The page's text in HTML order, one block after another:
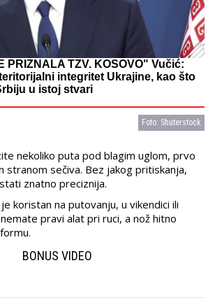
Foto: Shuterstock
PRIZNALA TZV. KOSOVO" Vučić:
integritet Ukrajine, kao što
u istoj stvari
nekoliko puta pod blagim uglom, prvo
stranom sečiva. Bez jakog pritiskanja,
znatno preciznija.
koristan na putovanju, u vikendici ili
pravi alat pri ruci, a nož hitno
BONUS VIDEO